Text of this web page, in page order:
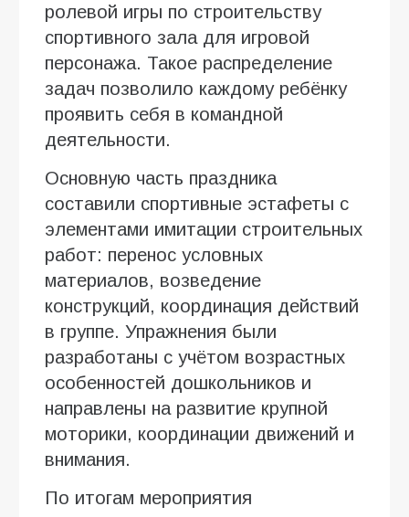
ролевой игры по строительству
спортивного зала для игровой
персонажа. Такое распределение
задач позволило каждому ребёнку
проявить себя в командной
деятельности.
Основную часть праздника
составили спортивные эстафеты с
элементами имитации строительных
работ: перенос условных
материалов, возведение
конструкций, координация действий
в группе. Упражнения были
разработаны с учётом возрастных
особенностей дошкольников и
направлены на развитие крупной
моторики, координации движений и
внимания.
По итогам мероприятия